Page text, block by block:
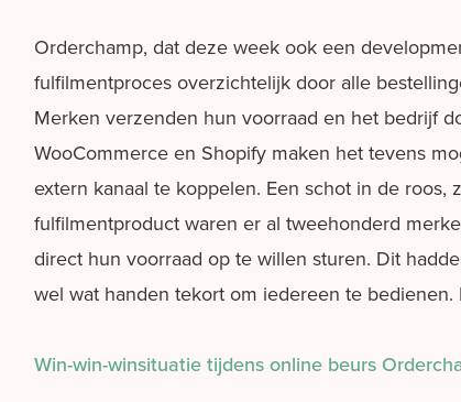
Orderchamp, dat deze week ook een
fulfilmentproces overzichtelijk door alle
Merken verzenden hun voorraad en het bedrijf
WooCommerce en Shopify maken het tevens
extern kanaal te koppelen. Een schot in de
fulfilmentproduct waren er al tweehonderd
direct hun voorraad op te willen sturen. Dit
wel wat handen tekort om iedereen te bedienen.
Win-win-winsituatie tijdens online beurs